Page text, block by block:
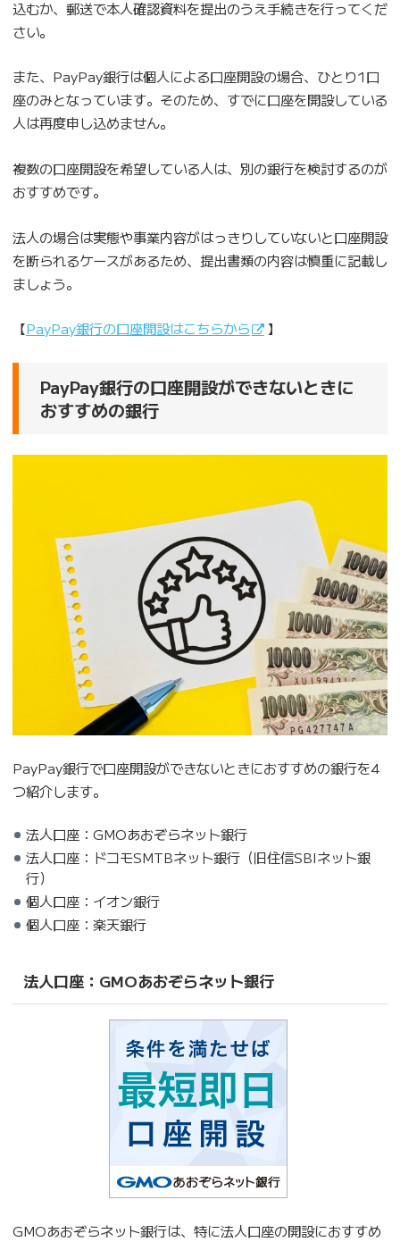
込むか、郵送で本人確認資料を提出のうえ手続きを行ってくだ
さい。
また、PayPay銀行は個人による口座開設の場合、ひとり1口
座のみとなっています。そのため、すでに口座を開設している
人は再度申し込めません。
複数の口座開設を希望している人は、別の銀行を検討するのが
おすすめです。
法人の場合は実態や事業内容がはっきりしていないと口座開設
を断られるケースがあるため、提出書類の内容は慎重に記載し
ましょう。
【PayPay銀行の口座開設はこちらから 】
PayPay銀行の口座開設ができないときに
おすすめの銀行
PayPay銀行で口座開設ができないときにおすすめの銀行を4
つ紹介します。
法人口座：GMOあおぞらネット銀行
法人口座：ドコモSMTBネット銀行（旧住信SBIネット銀
行）
個人口座：イオン銀行
個人口座：楽天銀行
法人口座：GMOあおぞらネット銀行
GMOあおぞらネット銀行は、特に法人口座の開設におすすめ